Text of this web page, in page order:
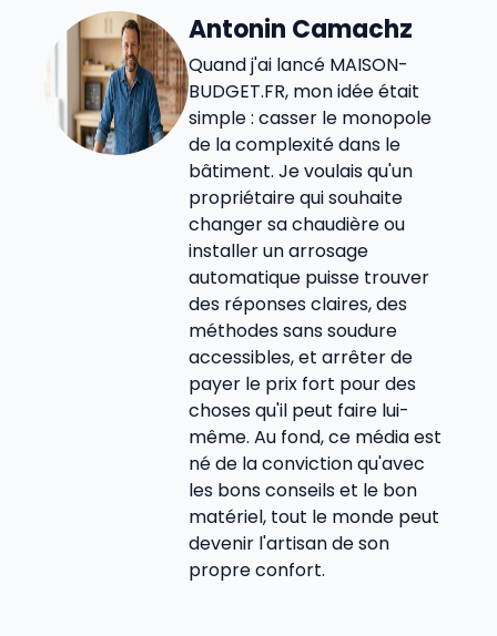
Antonin Camachz
Quand j'ai lancé MAISON-
BUDGET.FR, mon idée était
simple : casser le monopole
de la complexité dans le
bâtiment. Je voulais qu'un
propriétaire qui souhaite
changer sa chaudière ou
installer un arrosage
automatique puisse trouver
des réponses claires, des
méthodes sans soudure
accessibles, et arrêter de
payer le prix fort pour des
choses qu'il peut faire lui-
même. Au fond, ce média est
né de la conviction qu'avec
les bons conseils et le bon
matériel, tout le monde peut
devenir l'artisan de son
propre confort.